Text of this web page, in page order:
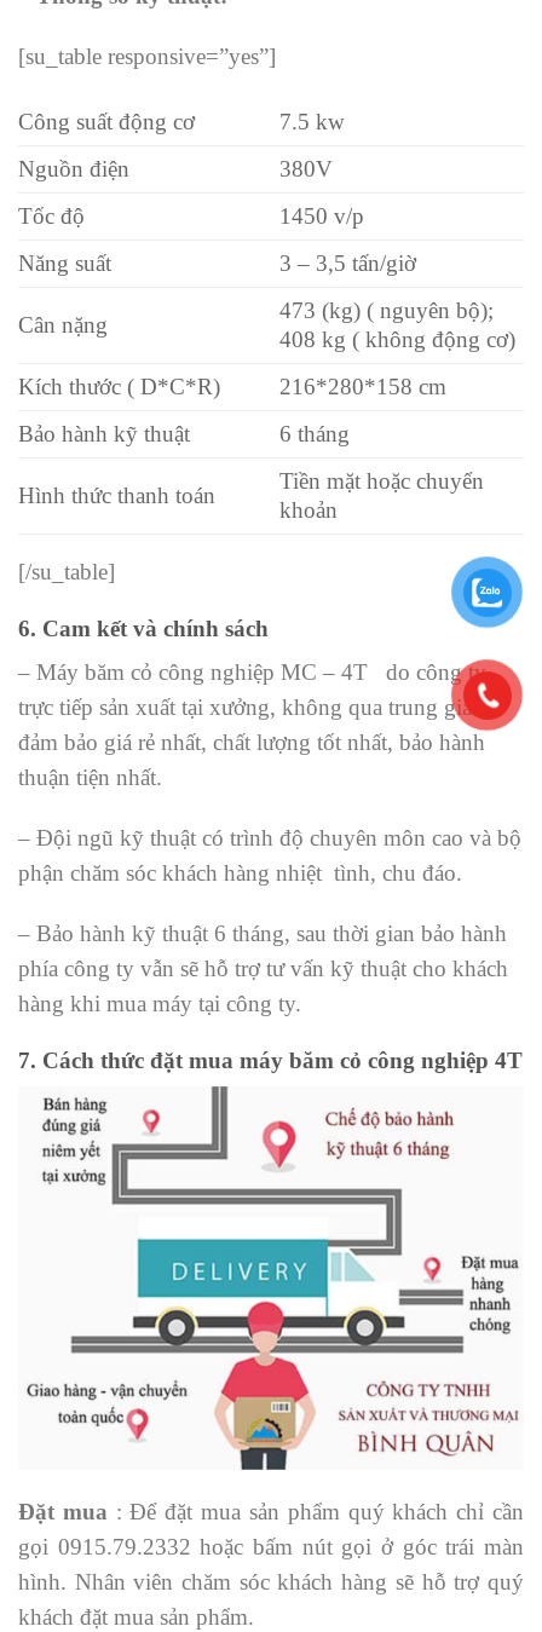
[su_table responsive=”yes”]
Công suất động cơ
7.5 kw
Nguồn điện
380V
Tốc độ
1450 v/p
Năng suất
3 – 3,5 tấn/giờ
Cân nặng
473 (kg) ( nguyên bộ);
408 kg ( không động cơ)
Kích thước ( D*C*R)
216*280*158 cm
Bảo hành kỹ thuật
6 tháng
Hình thức thanh toán
Tiền mặt hoặc chuyển
khoản
[/su_table]
6. Cam kết và chính sách
– Máy băm cỏ công nghiệp MC – 4T do công ty
trực tiếp sản xuất tại xưởng, không qua trung gian,
đảm bảo giá rẻ nhất, chất lượng tốt nhất, bảo hành
thuận tiện nhất.
– Đội ngũ kỹ thuật có trình độ chuyên môn cao và bộ
phận chăm sóc khách hàng nhiệt tình, chu đáo.
– Bảo hành kỹ thuật 6 tháng, sau thời gian bảo hành
phía công ty vẫn sẽ hỗ trợ tư vấn kỹ thuật cho khách
hàng khi mua máy tại công ty.
7. Cách thức đặt mua máy băm cỏ công nghiệp 4T
Đặt mua : Để đặt mua sản phẩm quý khách chỉ cần
gọi 0915.79.2332 hoặc bấm nút gọi ở góc trái màn
hình. Nhân viên chăm sóc khách hàng sẽ hỗ trợ quý
khách đặt mua sản phẩm.